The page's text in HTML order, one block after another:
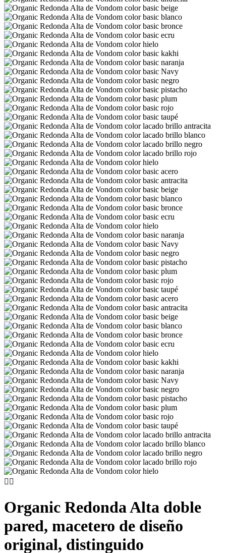
 
Organic Redonda Alta doble
pared, macetero de diseño
original, distinguido